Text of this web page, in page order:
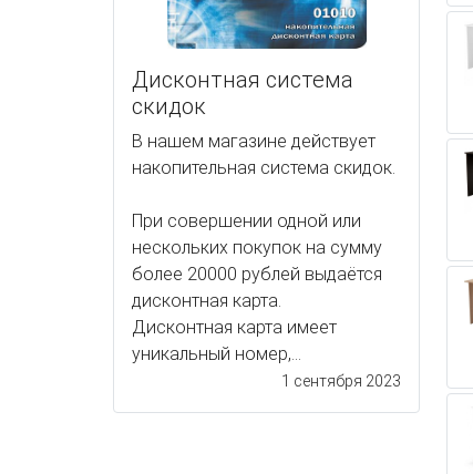
Дисконтная система
скидок
В нашем магазине действует
накопительная система скидок.
При совершении одной или
нескольких покупок на сумму
более 20000 рублей выдаётся
дисконтная карта.
Дисконтная карта имеет
уникальный номер,...
1 сентября 2023